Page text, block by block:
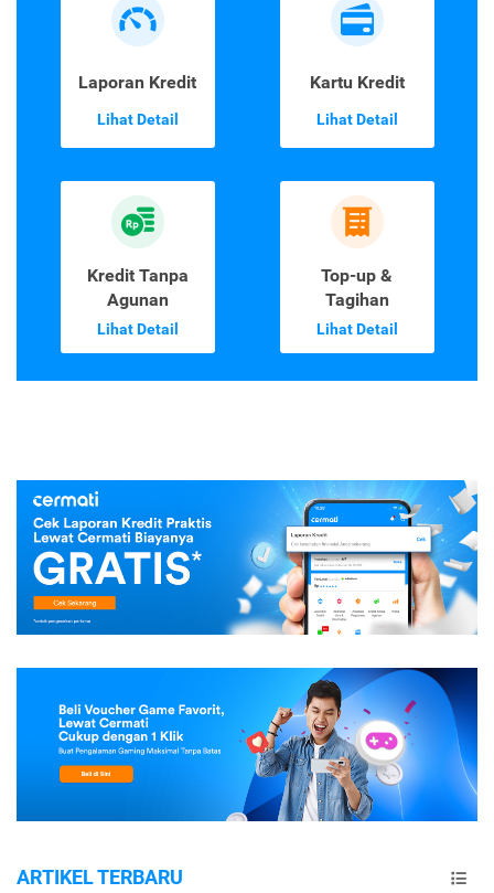
Laporan Kredit
Lihat Detail
Kartu Kredit
Lihat Detail
Kredit Tanpa
Agunan
Lihat Detail
Top-up &
Tagihan
Lihat Detail
ARTIKEL TERBARU